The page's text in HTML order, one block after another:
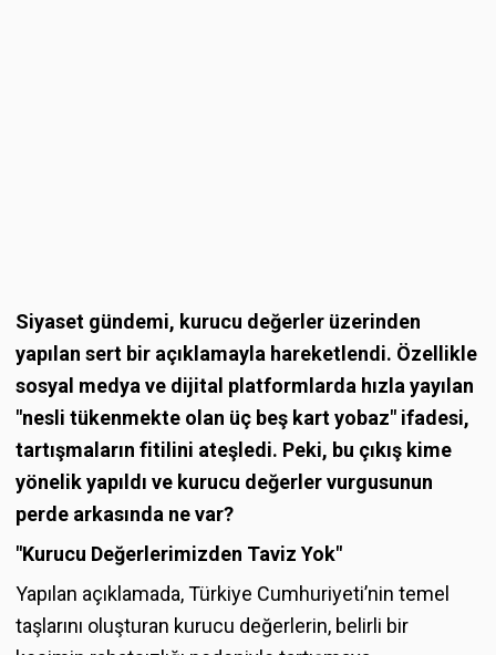
Siyaset gündemi, kurucu değerler üzerinden
yapılan sert bir açıklamayla hareketlendi. Özellikle
sosyal medya ve dijital platformlarda hızla yayılan
"nesli tükenmekte olan üç beş kart yobaz" ifadesi,
tartışmaların fitilini ateşledi. Peki, bu çıkış kime
yönelik yapıldı ve kurucu değerler vurgusunun
perde arkasında ne var?
"Kurucu Değerlerimizden Taviz Yok"
Yapılan açıklamada, Türkiye Cumhuriyeti’nin temel
taşlarını oluşturan kurucu değerlerin, belirli bir